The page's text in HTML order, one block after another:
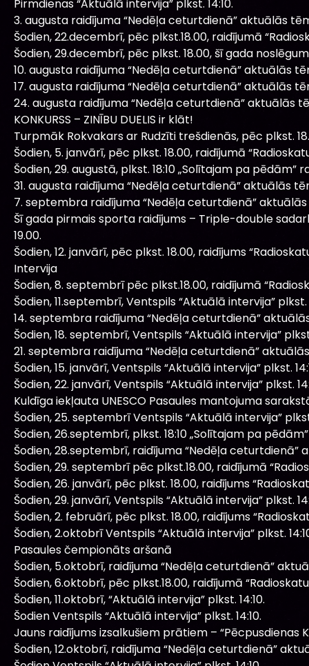
Pirmdienas “Aktuālā intervija” plkst. 14:10.
3. augusta raidījuma “Nedēļa ceturtdienā” aktuālās
Šodien, 22.decembrī, pēc plkst.18.00, raidījumā
Šodien, 29.decembrī, pēc plkst. 18.00, šī gada
10. augusta raidījuma “Nedēļa ceturtdienā” aktuālās
17. augusta raidījuma “Nedēļa ceturtdienā” aktuālās
24. augusta raidījuma “Nedēļa ceturtdienā” aktuālās
KONKURSS – ZINĪBU DUELIS ir klāt!
Turpmāk Rokvakars ar Rudzīti trešdienās, pēc plkst.
Šodien, 5. janvārī, pēc plkst. 18.00, raidījumā
Šodien, 29. augustā, plkst. 18:10 „Solītajam pa pēdām”
31. augusta raidījuma “Nedēļa ceturtdienā” aktuālās
7. septembra raidījuma “Nedēļa ceturtdienā”
Šī gada pirmais sporta raidījums – Triple-double
19.00.
Šodien, 12. janvārī, pēc plkst. 18.00, raidījums
Intervija
Šodien, 8. septembrī pēc plkst.18.00, raidījumā
Šodien, 11.septembrī, Ventspils “Aktuālā intervija” plkst.
14. septembra raidījuma “Nedēļa ceturtdienā”
Šodien, 18. septembrī, Ventspils “Aktuālā intervija”
21. septembra raidījuma “Nedēļa ceturtdienā”
Šodien, 15. janvārī, Ventspils “Aktuālā intervija” plkst.
Šodien, 22. janvārī, Ventspils “Aktuālā intervija” plkst.
Kuldīga iekļauta UNESCO Pasaules mantojuma
Šodien, 25. septembrī Ventspils “Aktuālā intervija”
Šodien, 26.septembrī, plkst. 18:10 „Solītajam pa
Šodien, 28.septembrī, raidījuma “Nedēļa ceturtdienā”
Šodien, 29. septembrī pēc plkst.18.00, raidījumā
Šodien, 26. janvārī, pēc plkst. 18.00, raidījums
Šodien, 29. janvārī, Ventspils “Aktuālā intervija” plkst.
Šodien, 2. februārī, pēc plkst. 18.00, raidījums
Šodien, 2.oktobrī Ventspils “Aktuālā intervija” plkst.
Pasaules čempionāts aršanā
Šodien, 5.oktobrī, raidījuma “Nedēļa ceturtdienā”
Šodien, 6.oktobrī, pēc plkst.18.00, raidījumā
Šodien, 11.oktobrī, “Aktuālā intervija” plkst. 14:10.
Šodien Ventspils “Aktuālā intervija” plkst. 14:10.
Jauns raidījums izsalkušiem prātiem – “Pēcpusdienas
Šodien, 12.oktobrī, raidījuma “Nedēļa ceturtdienā”